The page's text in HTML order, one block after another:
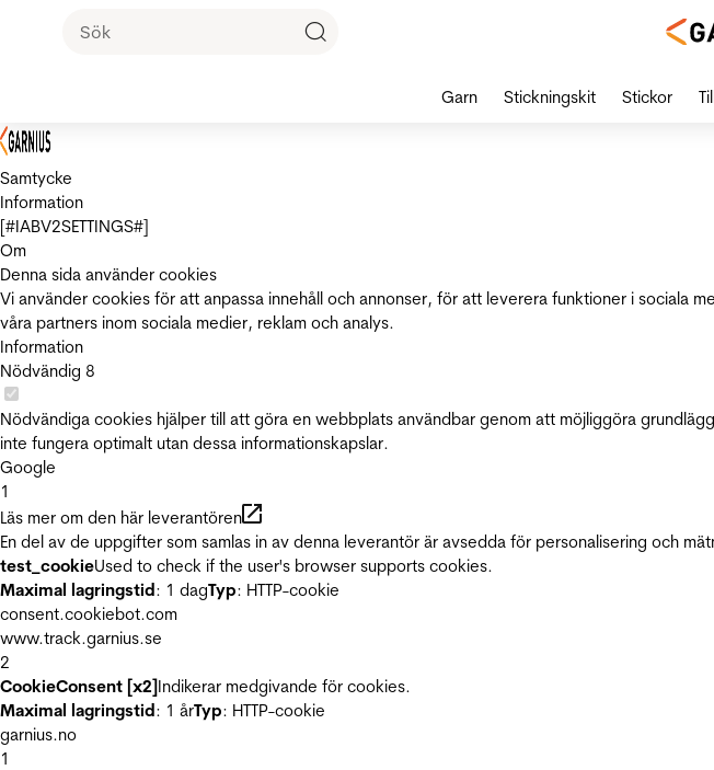
Samtycke
Information
[#IABV2SETTINGS#]
Om
Denna sida använder cookies
Vi använder cookies för att anpassa innehåll och annonser, för att leverera funktioner i sociala
våra partners inom sociala medier, reklam och analys.
Information
Nödvändig 8
Nödvändiga cookies hjälper till att göra en webbplats användbar genom att möjliggöra
inte fungera optimalt utan dessa informationskapslar.
Google
1
Läs mer om den här leverantören
En del av de uppgifter som samlas in av denna leverantör är avsedda för personalisering och
test_cookieUsed to check if the user's browser supports cookies.
Maximal lagringstid: 1 dagTyp: HTTP-cookie
consent.cookiebot.com
www.track.garnius.se
2
CookieConsent [x2]Indikerar medgivande för cookies.
Maximal lagringstid: 1 årTyp: HTTP-cookie
garnius.no
1
Garn Stickningskit Stickor